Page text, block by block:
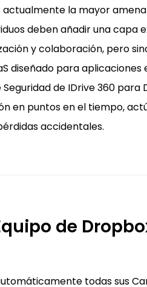
actualmente la mayor
deben añadir una capa
y colaboración, pero
diseñado para
de IDrive 360
en puntos en el tiempo,
accidentales.
de
todas sus